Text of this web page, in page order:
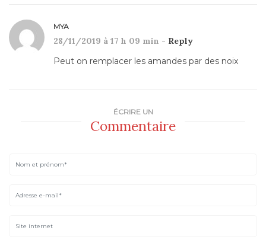
MYA
28/11/2019 à 17 h 09 min - Reply
Peut on remplacer les amandes par des noix
ÉCRIRE UN
Commentaire